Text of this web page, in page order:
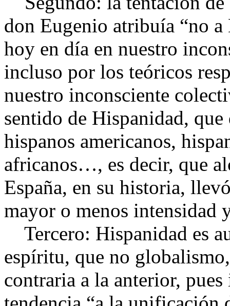
don Eugenio atribuía “no
hoy en día en nuestro
incluso por los teóricos
nuestro inconsciente
sentido de Hispanidad, que
hispanos americanos,
africanos…, es decir, que
España, en su historia,
mayor o menos intensidad
Tercero: Hispanidad es
espíritu, que no
contraria a la anterior,